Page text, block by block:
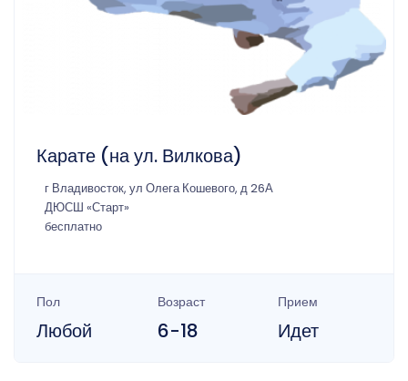
Карате (на ул. Вилкова)
г Владивосток, ул Олега Кошевого, д 26А
ДЮСШ «Старт»
бесплатно
Пол
Любой
Возраст
6-18
Прием
Идет